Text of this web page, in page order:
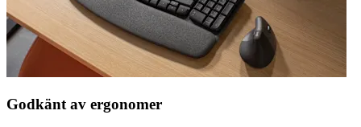
Godkänt av ergonomer